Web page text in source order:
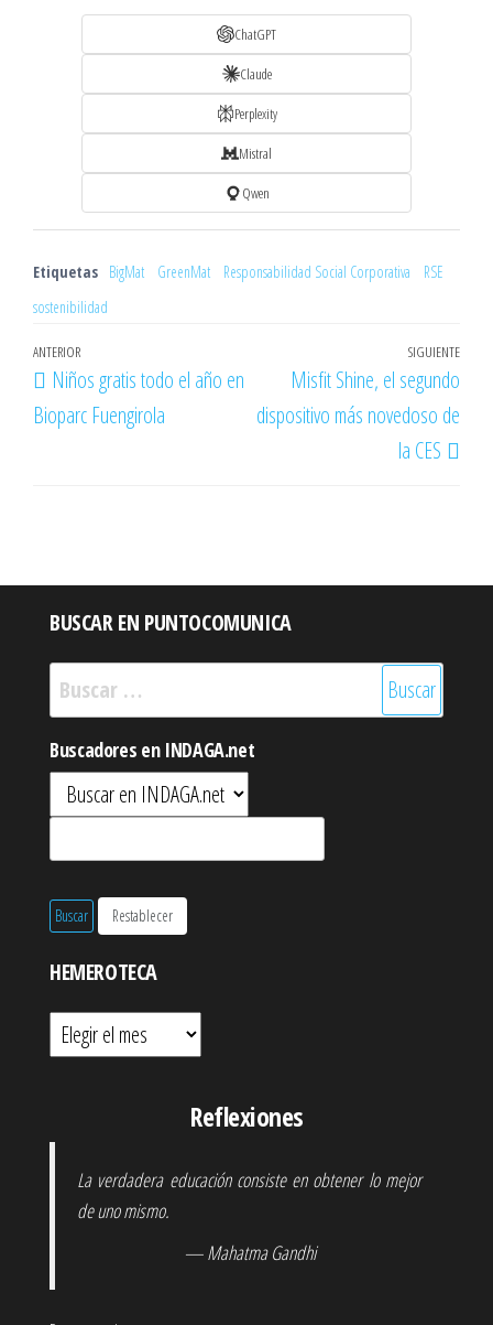
ChatGPT
Claude
Perplexity
Mistral
Qwen
Etiquetas BigMat GreenMat Responsabilidad Social Corporativa
RSE
sostenibilidad
Navegación
de
entradas
Entrada
anterior
ANTERIOR
Niños gratis todo el año en
Bioparc Fuengirola
SIGUIENTE
Misfit Shine, el segundo
dispositivo más novedoso de
la CES
BUSCAR EN PUNTOCOMUNICA
Buscar:
Buscadores en INDAGA.net
HEMEROTECA
Hemeroteca
Reflexiones
La verdadera educación consiste en obtener lo mejor
de uno mismo.
— Mahatma Gandhi